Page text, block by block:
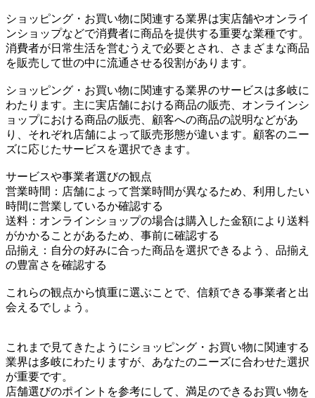
ショッピング・お買い物に関連する業界は実店舗やオンライ
ンショップなどで消費者に商品を提供する重要な業種です。
消費者が日常生活を営むうえで必要とされ、さまざまな商品
を販売して世の中に流通させる役割があります。
ショッピング・お買い物に関連する業界のサービスは多岐に
わたります。主に実店舗における商品の販売、オンラインシ
ョップにおける商品の販売、顧客への商品の説明などがあ
り、それぞれ店舗によって販売形態が違います。顧客のニー
ズに応じたサービスを選択できます。
サービスや事業者選びの観点
営業時間：店舗によって営業時間が異なるため、利用したい
時間に営業しているか確認する
送料：オンラインショップの場合は購入した金額により送料
がかかることがあるため、事前に確認する
品揃え：自分の好みに合った商品を選択できるよう、品揃え
の豊富さを確認する
これらの観点から慎重に選ぶことで、信頼できる事業者と出
会えるでしょう。
これまで見てきたようにショッピング・お買い物に関連する
業界は多岐にわたりますが、あなたのニーズに合わせた選択
が重要です。
店舗選びのポイントを参考にして、満足のできるお買い物を